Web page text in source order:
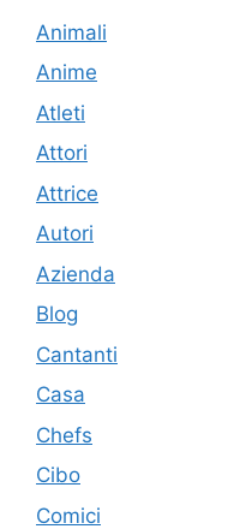
Animali
Anime
Atleti
Attori
Attrice
Autori
Azienda
Blog
Cantanti
Casa
Chefs
Cibo
Comici